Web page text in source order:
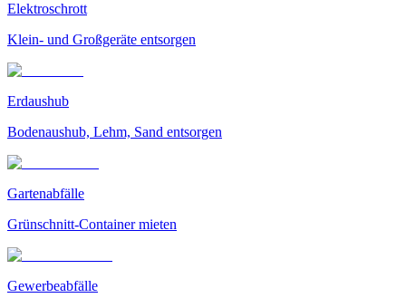
Elektroschrott
Klein- und Großgeräte entsorgen
Erdaushub
Bodenaushub, Lehm, Sand entsorgen
Gartenabfälle
Grünschnitt-Container mieten
Gewerbeabfälle